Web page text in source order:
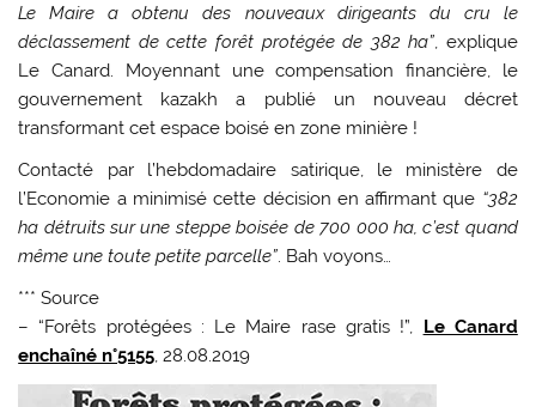
Le Maire a obtenu des nouveaux dirigeants du cru le
déclassement de cette forêt protégée de 382 ha”, explique
Le Canard. Moyennant une compensation financière, le
gouvernement kazakh a publié un nouveau décret
transformant cet espace boisé en zone minière !
Contacté par l’hebdomadaire satirique, le ministère de
l’Economie a minimisé cette décision en affirmant que “382
ha détruits sur une steppe boisée de 700 000 ha, c’est quand
même une toute petite parcelle”. Bah voyons…
*** Source
– “Forêts protégées : Le Maire rase gratis !”,
Le Canard
enchaîné n°5155, 28.08.2019